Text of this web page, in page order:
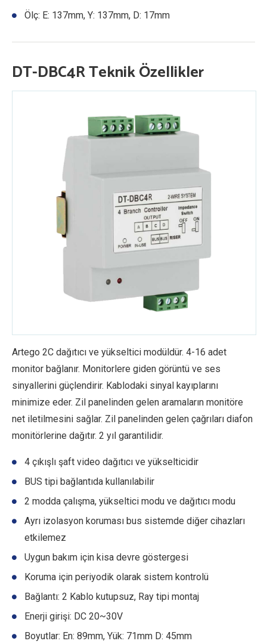
Ölç: E: 137mm, Y: 137mm, D: 17mm
DT-DBC4R Teknik Özellikler
Artego 2C dağıtıcı ve yükseltici modüldür. 4-16 adet
monitor bağlanır. Monitorlere giden görüntü ve ses
sinyallerini güçlendirir. Kablodaki sinyal kayıplarını
minimize eder. Zil panelinden gelen aramaların monitöre
net iletilmesini sağlar. Zil panelinden gelen çağrıları diafon
monitörlerine dağıtır. 2 yıl garantilidir.
4 çıkışlı şaft video dağıtıcı ve yükselticidir
BUS tipi bağlantıda kullanılabilir
2 modda çalışma, yükseltici modu ve dağıtıcı modu
Ayrı izolasyon koruması bus sistemde diğer cihazları
etkilemez
Uygun bakım için kisa devre göstergesi
Koruma için periyodik olarak sistem kontrolü
Bağlantı: 2 Kablo kutupsuz, Ray tipi montaj
Enerji girişi: DC 20~30V
Boyutlar: En: 89mm, Yük: 71mm D: 45mm